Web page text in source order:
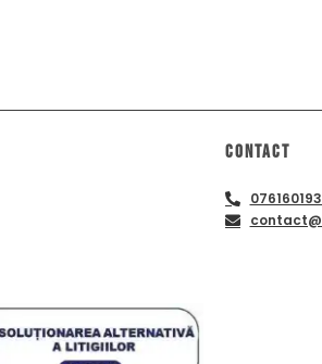
Contact